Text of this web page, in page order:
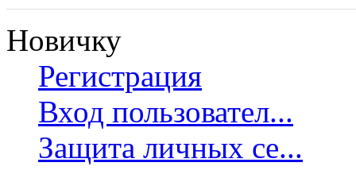
Новичку
Регистрация
Вход пользовател...
Защита личных се...